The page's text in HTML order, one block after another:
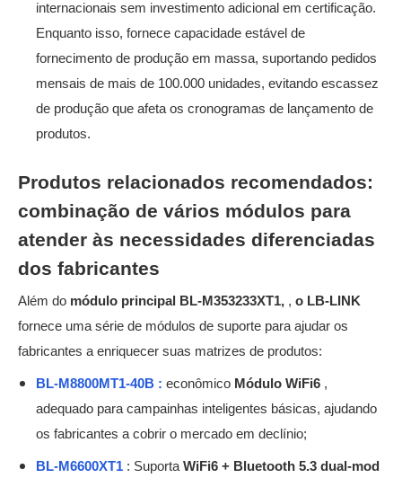
internacionais sem investimento adicional em certificação.
Enquanto isso, fornece capacidade estável de
fornecimento de produção em massa, suportando pedidos
mensais de mais de 100.000 unidades, evitando escassez
de produção que afeta os cronogramas de lançamento de
produtos.
Produtos relacionados recomendados:
combinação de vários módulos para
atender às necessidades diferenciadas
dos fabricantes
Além do módulo principal BL-M353233XT1, , o LB-LINK
fornece uma série de módulos de suporte para ajudar os
fabricantes a enriquecer suas matrizes de produtos:
BL-M8800MT1-40B : econômico Módulo WiFi6 ,
adequado para campainhas inteligentes básicas, ajudando
os fabricantes a cobrir o mercado em declínio;
BL-M6600XT1 : Suporta WiFi6 + Bluetooth 5.3 dual-mod